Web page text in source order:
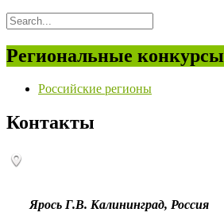
Региональные конкурсы
Российские регионы
Контакты
Ярось Г.В. Калининград, Россия